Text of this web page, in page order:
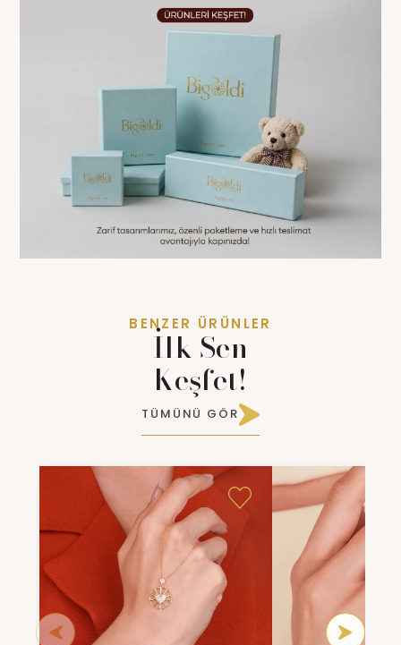
BENZER ÜRÜNLER
İlk Sen
Keşfet!
TÜMÜNÜ GÖR